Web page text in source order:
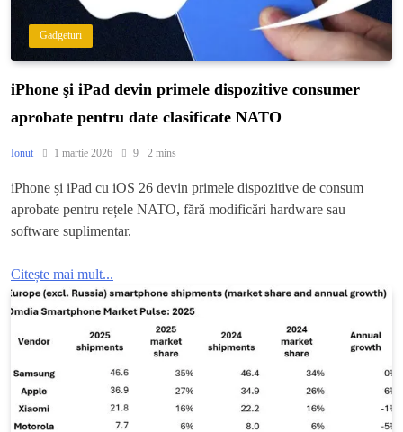
Gadgeturi
iPhone şi iPad devin primele dispozitive consumer
aprobate pentru date clasificate NATO
Ionut 1 martie 2026 9 2 mins
iPhone și iPad cu iOS 26 devin primele dispozitive de consum
aprobate pentru rețele NATO, fără modificări hardware sau
software suplimentar.
Citește mai mult...